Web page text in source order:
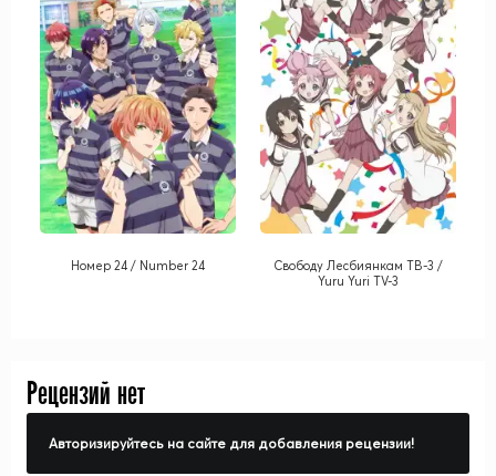
Номер 24 / Number 24
Cвободу Лесбиянкам ТВ-3 /
Yuru Yuri TV-3
Рецензий нет
Авторизируйтесь на сайте для добавления рецензии!